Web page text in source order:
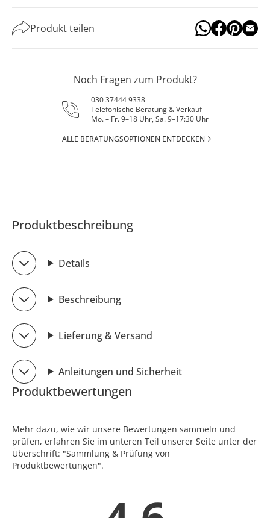
Produkt teilen
Noch Fragen zum Produkt?
030 37444 9338
Telefonische Beratung & Verkauf
Mo. – Fr. 9–18 Uhr, Sa. 9–17:30 Uhr
ALLE BERATUNGSOPTIONEN ENTDECKEN
Produktbeschreibung
Details
Beschreibung
Lieferung & Versand
Anleitungen und Sicherheit
Produktbewertungen
Mehr dazu, wie wir unsere Bewertungen sammeln und
prüfen, erfahren Sie im unteren Teil unserer Seite unter der
Überschrift: "Sammlung & Prüfung von
Produktbewertungen".